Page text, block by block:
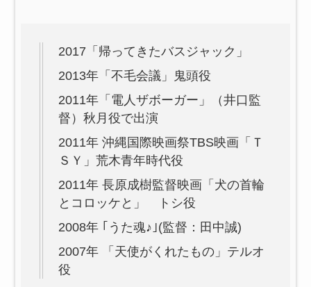
2017「帰ってきたバスジャック」
2013年「不毛会議」鬼頭役
2011年「電人ザボーガー」（井口監
督）秋月役で出演
2011年 沖縄国際映画祭TBS映画「Ｔ
ＳＹ」荒木青年時代役
2011年 長原成樹監督映画「犬の首輪
とコロッケと」 トシ役
2008年 ｢うた魂♪｣(監督：田中誠)
2007年 「天使がくれたもの」テルオ
役